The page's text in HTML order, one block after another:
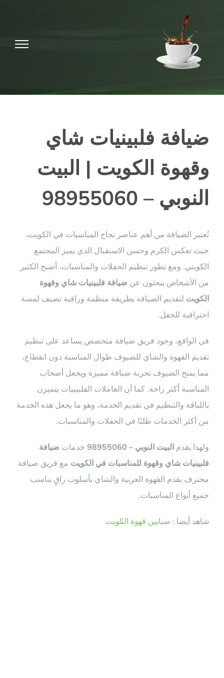
ضيافة فلبينيات شاي
وقهوة الكويت | البيت
النوبي – 98955060
تُعتبر الضيافة من أهم عناصر نجاح المناسبات في الكويت،
حيث تعكس الكرم وحسن الاستقبال الذي يميز المجتمع
الكويتي. ومع تطور تنظيم الحفلات والمناسبات، أصبح الكثير
من الأشخاص يبحثون عن ضيافة فلبينيات شاي وقهوة
الكويت لتقديم الضيافة بطريقة منظمة وراقية تضيف لمسة
احترافية للحفل.
في الواقع، وجود فريق ضيافة متخصص يساعد على تنظيم
تقديم القهوة والشاي للضيوف طوال المناسبة دون انقطاع،
مما يمنح الضيوف تجربة ضيافة مميزة ويجعل أصحاب
المناسبة أكثر راحة. كما أن العاملات الفلبينيات يتميزن
باللباقة والتنظيم في تقديم الخدمة، وهو ما يجعل هذه الخدمة
من أكثر الخدمات طلبًا في الحفلات والمناسبات.
ولهذا يقدم البيت النوبي – 98955060 خدمات ضيافة
فلبينيات شاي وقهوة للمناسبات في الكويت مع فريق ضيافة
محترف يقدم القهوة العربية والشاي بأسلوب راقٍ يناسب
جميع أنواع المناسبات.
شاهد أيضا : صبابين قهوة الكويت